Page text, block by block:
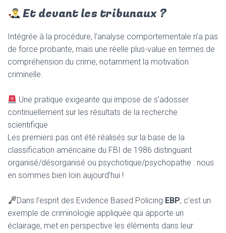
Et devant les tribunaux ?
Intégrée à la procédure, l’analyse comportementale n’a pas
de force probante, mais une réelle plus-value en termes de
compréhension du crime, notamment la motivation
criminelle.
Une pratique exigeante qui impose de s’adosser
continuellement sur les résultats de la recherche
scientifique
Les premiers pas ont été réalisés sur la base de la
classification américaine du FBI de 1986 distinguant
organisé/désorganisé ou psychotique/psychopathe : nous
en sommes bien loin aujourd’hui !
Dans l’esprit des Evidence Based Policing EBP, c’est un
exemple de criminologie appliquée qui apporte un
éclairage, met en perspective les éléments dans leur